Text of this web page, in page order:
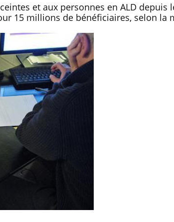
et aux personnes en ALD depuis
15 millions de bénéficiaires, selon la